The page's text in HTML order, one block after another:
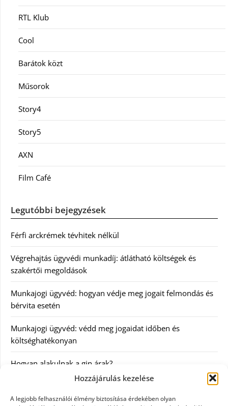
Hozzájárulás kezelése
A legjobb felhasználói élmény biztosítása érdekében olyan
RTL Klub
Cool
Barátok közt
Műsorok
Story4
Story5
AXN
Film Café
Legutóbbi bejegyzések
Férfi arckrémek tévhitek nélkül
Végrehajtás ügyvédi munkadíj: átlátható költségek és
szakértői megoldások
Munkajogi ügyvéd: hogyan védje meg jogait felmondás és
bérvita esetén
Munkajogi ügyvéd: védd meg jogaidat időben és
költséghatékonyan
Hogyan alakulnak a gin árak?
Kategóriák